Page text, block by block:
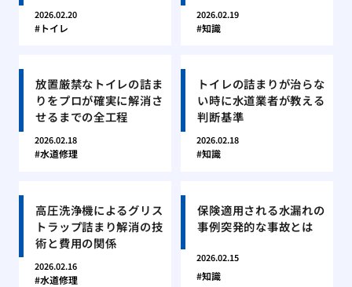
2026.02.20
トイレ
2026.02.19
知識
放置厳禁なトイレの詰ま
りをプロが確実に解消さ
せるまでの全工程
2026.02.18
水道修理
トイレの詰まりが治らな
い時に水道業者が教える
判断基準
2026.02.18
知識
高圧洗浄機によるグリス
トラップ詰まり解消の技
術と費用の関係
2026.02.16
水道修理
保険適用される水漏れの
事例突発的な事故とは
2026.02.15
知識